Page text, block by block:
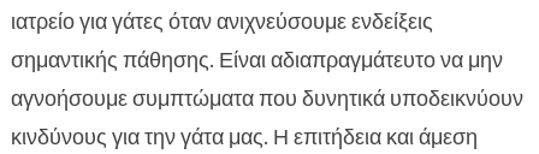
ιατρείο για γάτες όταν ανιχνεύσουμε ενδείξεις
σημαντικής πάθησης. Είναι αδιαπραγμάτευτο να μην
αγνοήσουμε συμπτώματα που δυνητικά υποδεικνύουν
κινδύνους για την γάτα μας. Η επιτήδεια και άμεση